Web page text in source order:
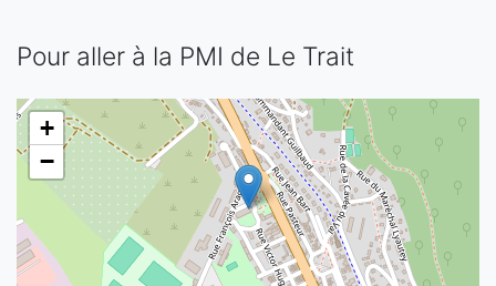
Pour aller à la PMI de Le Trait
+
−